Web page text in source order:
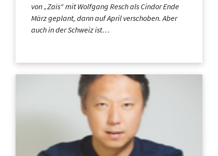
von „Zaïs“ mit Wolfgang Resch als Cindor Ende
März geplant, dann auf April verschoben. Aber
auch in der Schweiz ist…